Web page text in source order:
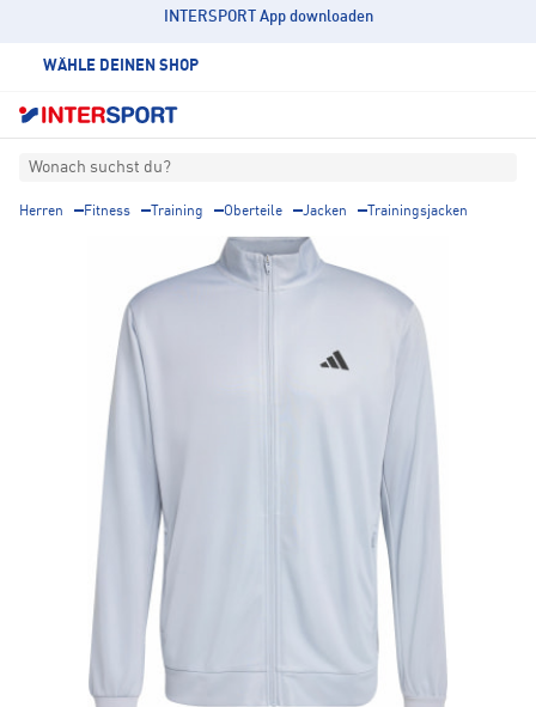
INTERSPORT App downloaden
WÄHLE DEINEN SHOP
Wonach suchst du?
Herren Fitness Training Oberteile Jacken Trainingsjacken